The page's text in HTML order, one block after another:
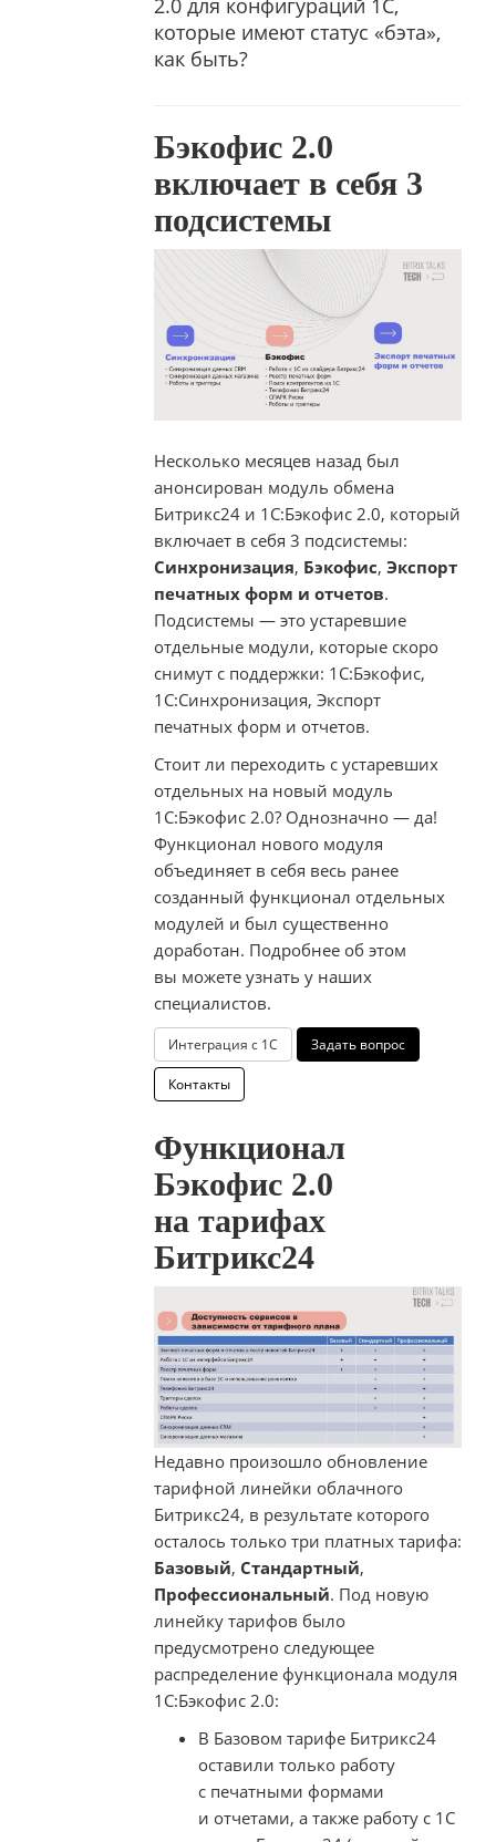
2.0 для конфигураций 1С,
которые имеют статус «бэта»,
как быть?
Бэкофис 2.0
включает в себя 3
подсистемы
Несколько месяцев назад был
анонсирован модуль обмена
Битрикс24 и 1С:Бэкофис 2.0, который
включает в себя 3 подсистемы:
Синхронизация, Бэкофис, Экспорт
печатных форм и отчетов.
Подсистемы — это устаревшие
отдельные модули, которые скоро
снимут с поддержки: 1С:Бэкофис,
1С:Синхронизация, Экспорт
печатных форм и отчетов.
Стоит ли переходить с устаревших
отдельных на новый модуль
1С:Бэкофис 2.0? Однозначно — да!
Функционал нового модуля
объединяет в себя весь ранее
созданный функционал отдельных
модулей и был существенно
доработан. Подробнее об этом
вы можете узнать у наших
специалистов.
Интеграция с 1С Задать вопрос
Контакты
Функционал
Бэкофис 2.0
на тарифах
Битрикс24
Недавно произошло обновление
тарифной линейки облачного
Битрикс24, в результате которого
осталось только три платных тарифа:
Базовый, Стандартный,
Профессиональный. Под новую
линейку тарифов было
предусмотрено следующее
распределение функционала модуля
1С:Бэкофис 2.0:
В Базовом тарифе Битрикс24
оставили только работу
с печатными формами
и отчетами, а также работу с 1С